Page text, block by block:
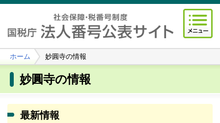
ホーム 妙圓寺の情報
妙圓寺の情報
最新情報